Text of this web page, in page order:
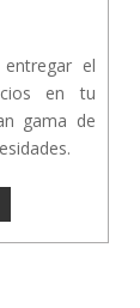
el
en tu
gama de